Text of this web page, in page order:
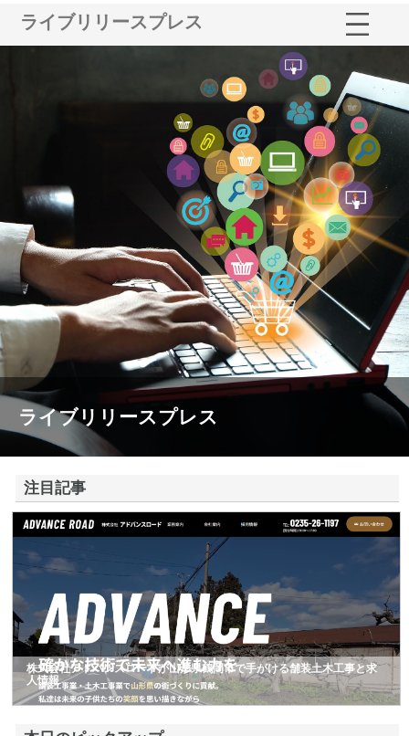
ライブリリースプレス
ライブリリースプレス
注目記事
株式会社アドバンスロードが山形県鶴岡市で手がける舗装土木工事と求
人情報